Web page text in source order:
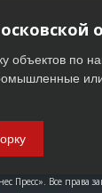
Пресс». Все права
объектов по